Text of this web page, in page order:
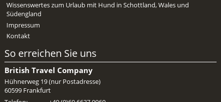
Wissenswertes zum Urlaub mit Hund in Schottland, Wales und
Südengland
Impressum
Kontakt
So erreichen Sie uns
British Travel Company
Hühnerweg 19 (nur Postadresse)
60599 Frankfurt